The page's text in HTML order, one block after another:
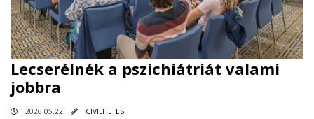
Lecserélnék a pszichiátriát valami
jobbra
2026.05.22 CIVILHETES